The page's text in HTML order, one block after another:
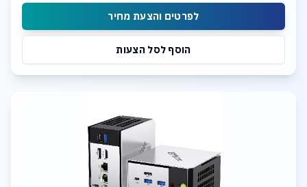
לפרטים והצעת מחיר
הוסף לסל הצעות